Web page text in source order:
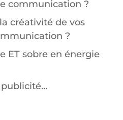
communication ?
créativité de vos
?
ET sobre en énergie
publicité…